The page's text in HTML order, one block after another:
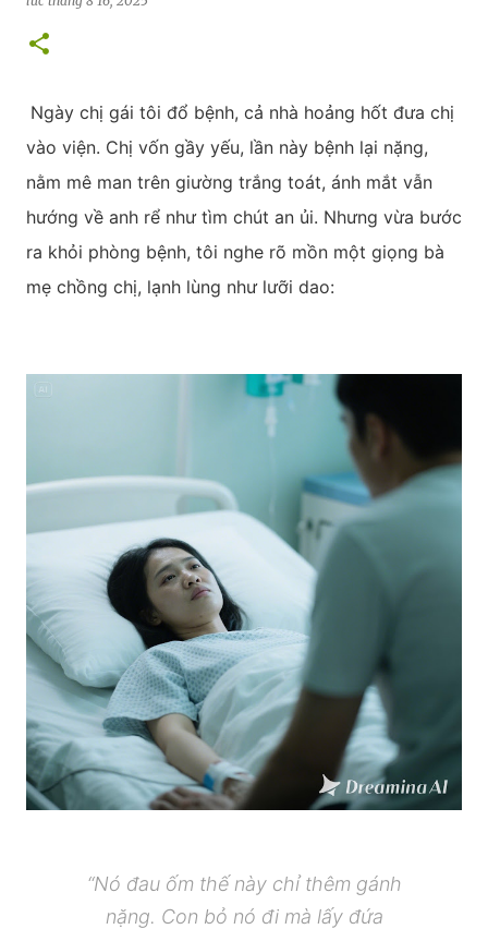
Ngày chị gái tôi đổ bệnh, cả nhà hoảng hốt đưa chị
vào viện. Chị vốn gầy yếu, lần này bệnh lại nặng,
nằm mê man trên giường trắng toát, ánh mắt vẫn
hướng về anh rể như tìm chút an ủi. Nhưng vừa bước
ra khỏi phòng bệnh, tôi nghe rõ mồn một giọng bà
mẹ chồng chị, lạnh lùng như lưỡi dao:
“Nó đau ốm thế này chỉ thêm gánh
nặng. Con bỏ nó đi mà lấy đứa